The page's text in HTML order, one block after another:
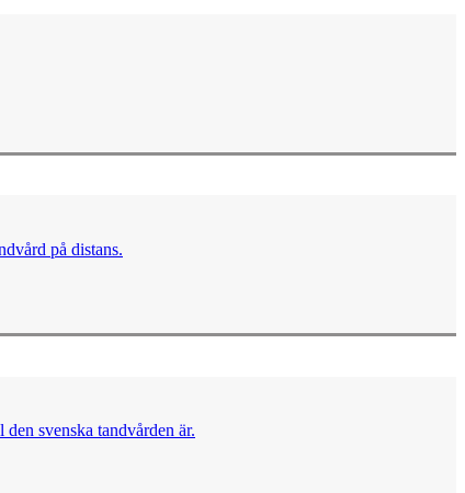
på distans.
svenska tandvården är.